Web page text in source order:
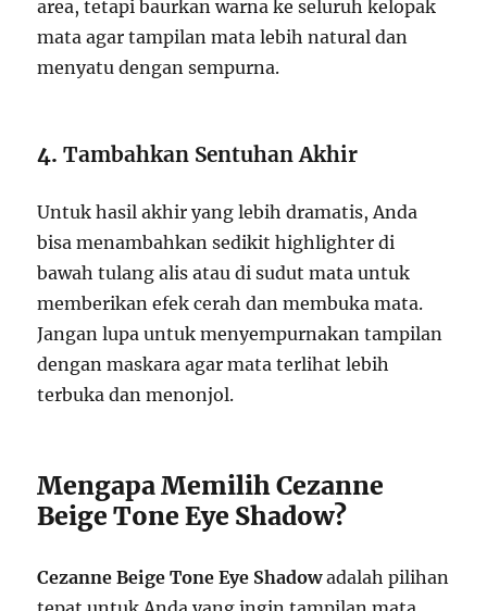
area, tetapi baurkan warna ke seluruh kelopak
mata agar tampilan mata lebih natural dan
menyatu dengan sempurna.
4.Tambahkan Sentuhan Akhir
Untuk hasil akhir yang lebih dramatis, Anda
bisa menambahkan sedikit highlighter di
bawah tulang alis atau di sudut mata untuk
memberikan efek cerah dan membuka mata.
Jangan lupa untuk menyempurnakan tampilan
dengan maskara agar mata terlihat lebih
terbuka dan menonjol.
Mengapa Memilih Cezanne
Beige Tone Eye Shadow?
Cezanne Beige Tone Eye Shadowadalah pilihan